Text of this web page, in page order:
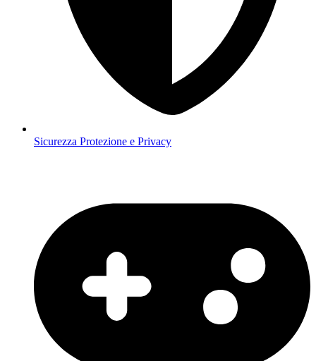
Sicurezza Protezione e Privacy